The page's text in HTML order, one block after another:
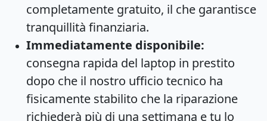
completamente gratuito, il che garantisce
tranquillità finanziaria.
Immediatamente disponibile:
consegna rapida del laptop in prestito
dopo che il nostro ufficio tecnico ha
fisicamente stabilito che la riparazione
richiederà più di una settimana e tu lo